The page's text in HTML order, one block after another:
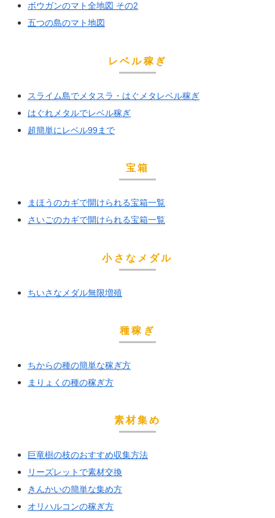
ボウガンのマト全地図 その2
五つの島のマト地図
レベル稼ぎ
スライム島でメタスラ・はぐメタレベル稼ぎ
はぐれメタルでレベル稼ぎ
超簡単にレベル99まで
宝箱
まほうのカギで開けられる宝箱一覧
さいごのカギで開けられる宝箱一覧
小さなメダル
ちいさなメダル無限増殖
種稼ぎ
ちからの種の簡単な稼ぎ方
まりょくの種の稼ぎ方
素材集め
巨竜樹の枝のおすすめ収集方法
リーズレットで素材交換
きんかいの簡単な集め方
オリハルコンの稼ぎ方